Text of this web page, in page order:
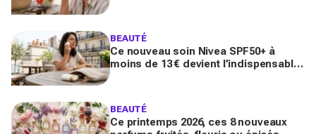
BEAUTÉ
Ce nouveau soin Nivea SPF50+ à
moins de 13 € devient l’indispensable
BEAUTÉ
Ce printemps 2026, ces 8 nouveaux